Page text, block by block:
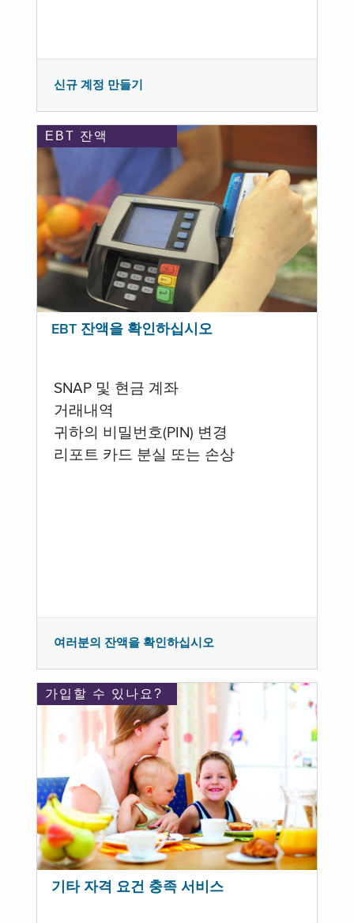
신규 계정 만들기
EBT 잔액
EBT 잔액을 확인하십시오
SNAP 및 현금 계좌
거래내역
귀하의 비밀번호(PIN) 변경
리포트 카드 분실 또는 손상
여러분의 잔액을 확인하십시오
가입할 수 있나요?
기타 자격 요건 충족 서비스